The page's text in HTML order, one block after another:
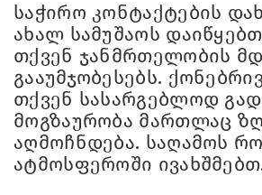
საჭირო კონტაქტების
ახალ სამუშაოს
თქვენ ჯანმრთელობის
გააუმჯობესებს.
თქვენ სასარგებლოდ
მოგზაურობა მართლაც
აღმოჩნდება. საღამოს
ატმოსფეროში